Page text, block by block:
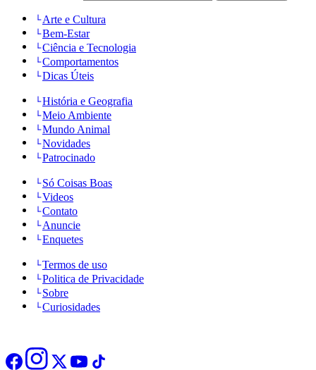
Arte e Cultura
Bem-Estar
Ciência e Tecnologia
Comportamentos
Dicas Úteis
História e Geografia
Meio Ambiente
Mundo Animal
Novidades
Patrocinado
Só Coisas Boas
Videos
Contato
Anuncie
Enquetes
Termos de uso
Politica de Privacidade
Sobre
Curiosidades